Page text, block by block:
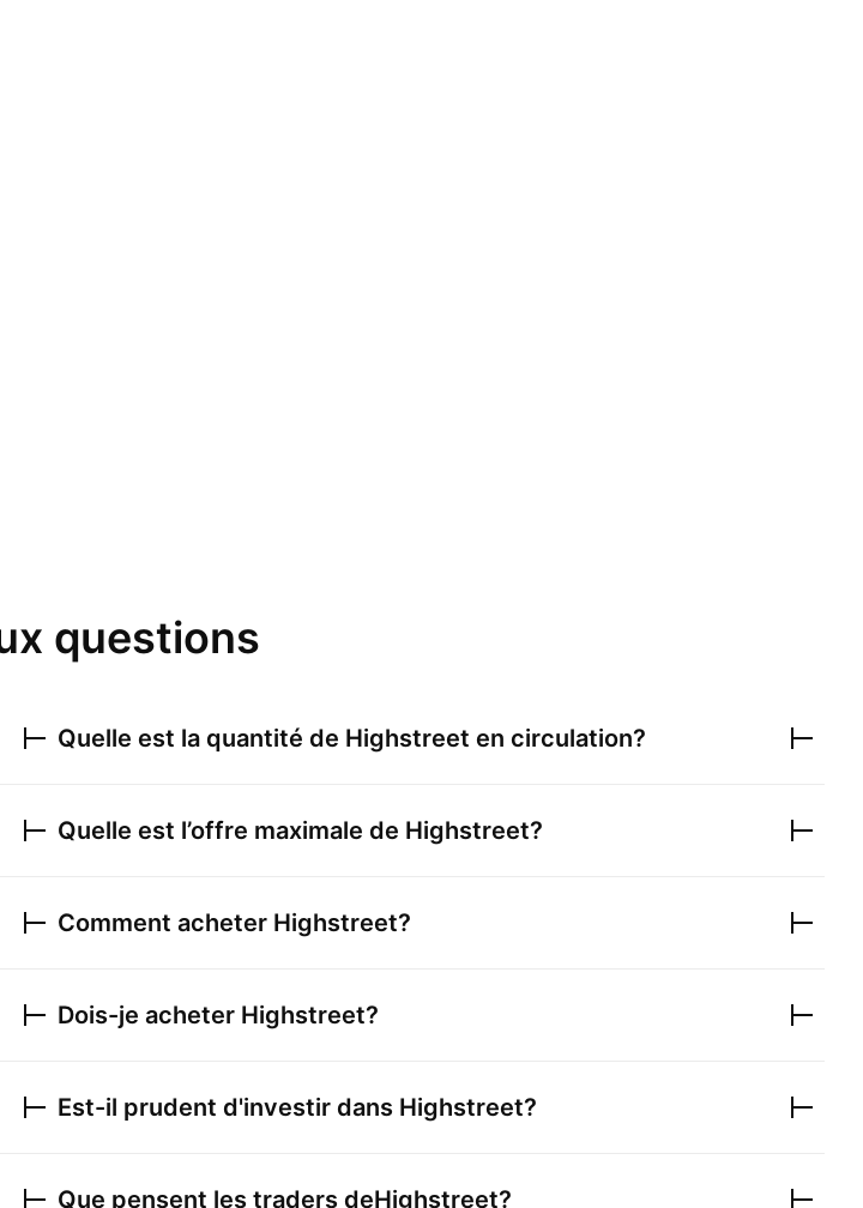
questions
Quelle est la quantité de Highstreet en circulation?
Quelle est l’offre maximale de Highstreet?
Comment acheter Highstreet?
Dois-je acheter Highstreet?
Est-il prudent d'investir dans Highstreet?
Que pensent les traders deHighstreet?